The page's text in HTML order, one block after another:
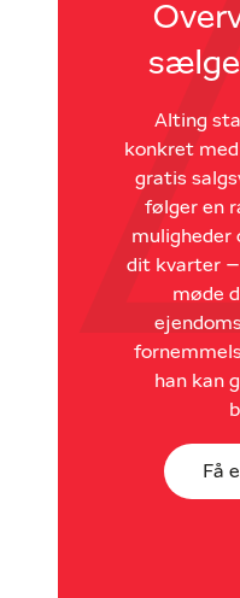
sælge
Alting
konkret
gratis
følger en
muligheder
dit kvarter –
møde
han kan
Få